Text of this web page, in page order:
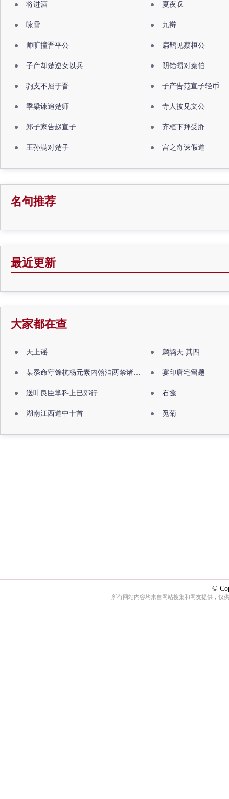
将进酒 夏夜叹
咏雪 九辩
师旷撞晋平公 扁鹊见蔡桓公
子产却楚逆女以兵 阴饴甥对秦伯
驹支不屈于晋 子产告范宣子轻币
季梁谏追楚师 寺人披见文公
郑子家告赵宣子 齐桓下拜受胙
王孙满对楚子 宫之奇谏假道
名句推荐
最近更新
大家都在查
天上谣 鹧鸪天 其四
某忝命守馀杭杨元素内翰洎两禁诸公出祖佛寺 宴印唐宅留题
送叶良臣掌科上巳郊行 石龛
湖南江西道中十首 觅菊
©
所有网站内容均来自网站搜集和网友提供，仅